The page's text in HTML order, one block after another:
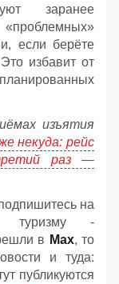
заранее
если берёте
избавит от
изъятия
некуда: рейс
раз —
на
туризму -
в Мах, то
и туда:
публикуются